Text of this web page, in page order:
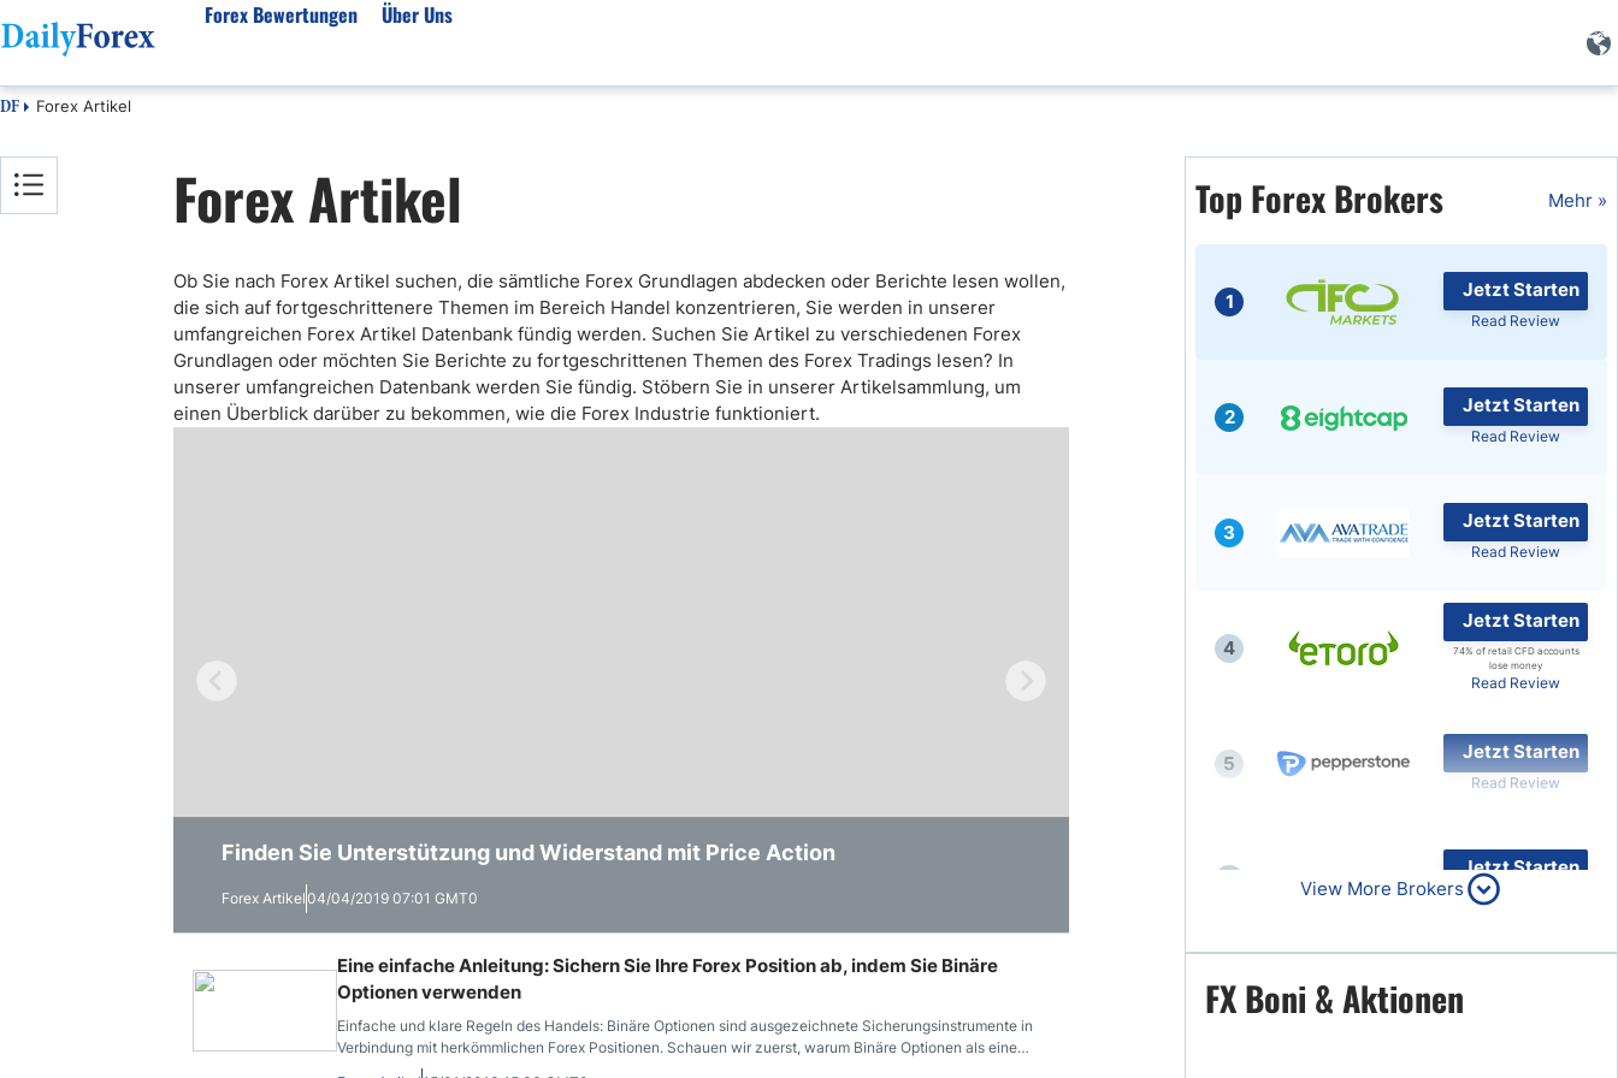
Forex Bewertungen
FX Broker Bewertungen
Automatischer Forex Handel
Mehr unter Rezensionen
Vollständige Brokerliste
Wochenprognose
Kostenlose FX Signale
Nozioni Di Base Forex
Glossario Forex
Webinar Forex
Bitcoin-USD
Islamischer Forex
Über Uns
Redaktionelle Richtlinien
Unsere Methodik
Vertrauensbewertung
Warum uns vertrauen?
DF Forex Artikel
Forex Artikel
Ob Sie nach Forex Artikel suchen, die sämtliche Forex Grundlagen abdecken oder Berichte lesen wollen,
die sich auf fortgeschrittenere Themen im Bereich Handel konzentrieren, Sie werden in unserer
umfangreichen Forex Artikel Datenbank fündig werden. Suchen Sie Artikel zu verschiedenen Forex
Grundlagen oder möchten Sie Berichte zu fortgeschrittenen Themen des Forex Tradings lesen? In
unserer umfangreichen Datenbank werden Sie fündig. Stöbern Sie in unserer Artikelsammlung, um
einen Überblick darüber zu bekommen, wie die Forex Industrie funktioniert.
Finden Sie Unterstützung und Widerstand mit Price Action
Forex Artikel04/04/2019 07:01 GMT0
Wie Man Auch Ohne Forex News Handelt
Forex Artikel28/03/2019 07:06 GMT0
Wie Oft Handeln professionelle Devisenhändler Tatsächlich?
Forex Artikel21/03/2019 14:37 GMT0
Eine einfache Anleitung: Sichern Sie Ihre Forex Position ab, indem Sie Binäre
Optionen verwenden
Einfache und klare Regeln des Handels: Binäre Optionen sind ausgezeichnete Sicherungsinstrumente in
Verbindung mit herkömmlichen Forex Positionen. Schauen wir zuerst, warum Binäre Optionen als eine
Absicherung für das traditionelle
Top Forex Brokers Mehr »
1
Jetzt Starten
Read Review
2
Jetzt Starten
Read Review
3
Jetzt Starten
Read Review
4
Jetzt Starten
74% of retail CFD accounts
lose money
Read Review
5
Jetzt Starten
Read Review
Jetzt Starten
Read Review
7
View More Brokers
FX Boni & Aktionen